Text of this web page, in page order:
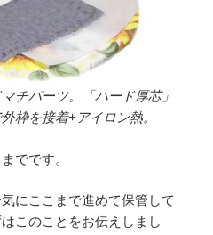
チパーツ。「ハード厚芯」
枠を接着+アイロン熱。
でです。
にここまで進めて保管して
このことをお伝えしまし